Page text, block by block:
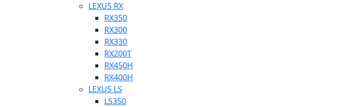
LEXUS RX
RX350
RX300
RX330
RX200T
RX450H
RX400H
LEXUS LS
LS350